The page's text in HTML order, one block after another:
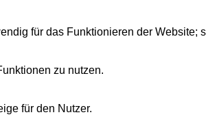
für das Funktionieren der Website;
zu nutzen.
für den Nutzer.